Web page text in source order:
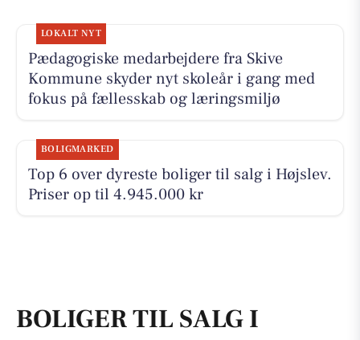
LOKALT NYT
Pædagogiske medarbejdere fra Skive
Kommune skyder nyt skoleår i gang med
fokus på fællesskab og læringsmiljø
BOLIGMARKED
Top 6 over dyreste boliger til salg i Højslev.
Priser op til 4.945.000 kr
BOLIGER TIL SALG I